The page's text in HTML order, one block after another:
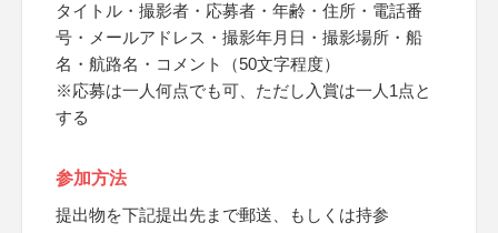
タイトル・撮影者・応募者・年齢・住所・電話番
号・メールアドレス・撮影年月日・撮影場所・船
名・航路名・コメント（50文字程度）
※応募は一人何点でも可、ただし入賞は一人1点と
する
参加方法
提出物を下記提出先まで郵送、もしくは持参